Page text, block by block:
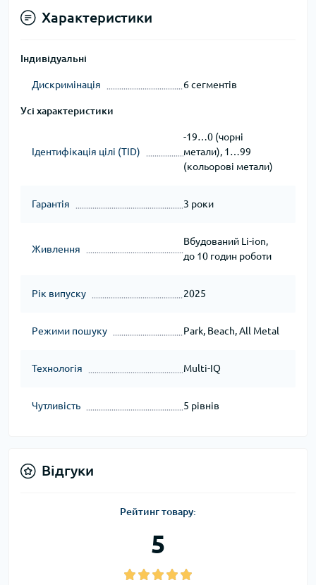
Характеристики
Індивідуальні
Дискримінація 6 сегментів
Усі характеристики
Ідентифікація цілі (TID)
-19…0 (чорні
метали), 1…99
(кольорові метали)
Гарантія 3 роки
Живлення
Вбудований Li-ion,
до 10 годин роботи
Рік випуску 2025
Режими пошуку Park, Beach, All Metal
Технологія Multi-IQ
Чутливість 5 рівнів
Відгуки
Рейтинг товару:
5